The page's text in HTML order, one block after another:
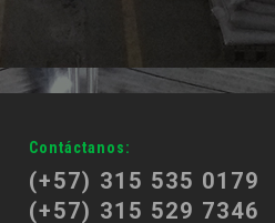
Contáctanos:
(+57) 315 535 0179
(+57) 315 529 7346